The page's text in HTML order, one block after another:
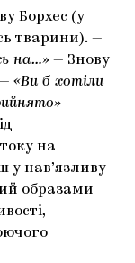
Борхес (у
тварини). —
на…» — Знову
«Ви б хотіли
на
у нав’язливу
образами